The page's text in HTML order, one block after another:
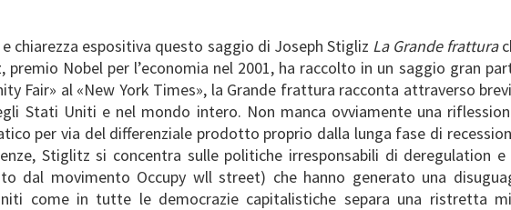
chiarezza espositiva questo saggio di Joseph Stigliz La Grande frattura
premio Nobel per l’economia nel 2001, ha raccolto in un saggio gran
Fair» al «New York Times», la Grande frattura racconta attraverso
Stati Uniti e nel mondo intero. Non manca ovviamente una
per via del differenziale prodotto proprio dalla lunga fase di
Stiglitz si concentra sulle politiche irresponsabili di deregulation
dal movimento Occupy wll street) che hanno generato una
come in tutte le democrazie capitalistiche separa una ristretta